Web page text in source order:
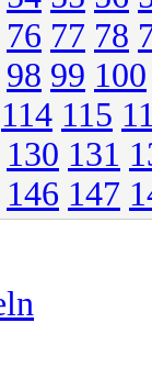
76 77 78
98 99 100
114 115
130 131
146 147